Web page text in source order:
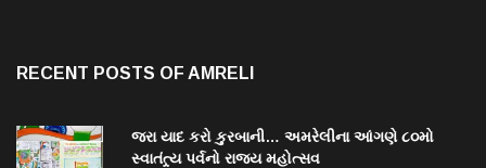
RECENT POSTS OF AMRELI
જરા યાદ કરો કુરબાની… અમરેલીના આંગણે ૮૦મો
સ્વાતંત્ર્ય પર્વનો રાજ્ય મહોત્સવ